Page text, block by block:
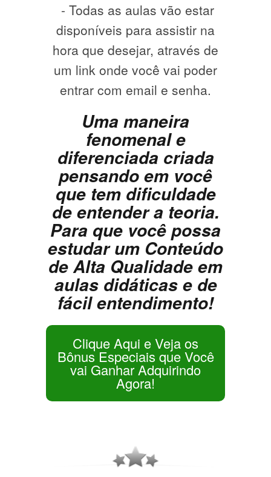
- Todas as aulas vão estar
disponíveis para assistir na
hora que desejar, através de
um link onde você vai poder
entrar com email e senha.
Uma maneira
fenomenal e
diferenciada criada
pensando em você
que tem dificuldade
de entender a teoria.
Para que você possa
estudar um Conteúdo
de Alta Qualidade em
aulas didáticas e de
fácil entendimento!
Clique Aqui e Veja os
Bônus Especiais que Você
vai Ganhar Adquirindo
Agora!